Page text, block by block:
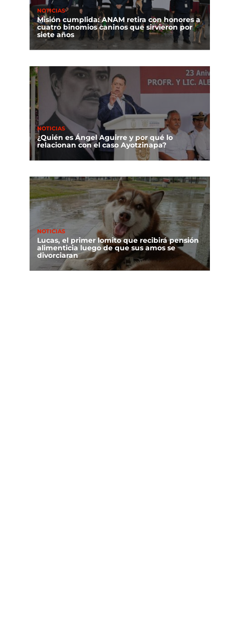
NOTICIAS
Misión cumplida: ANAM retira con honores a
cuatro binomios caninos que sirvieron por
siete años
NOTICIAS
¿Quién es Ángel Aguirre y por qué lo
relacionan con el caso Ayotzinapa?
NOTICIAS
Lucas, el primer lomito que recibirá pensión
alimenticia luego de que sus amos se
divorciaran